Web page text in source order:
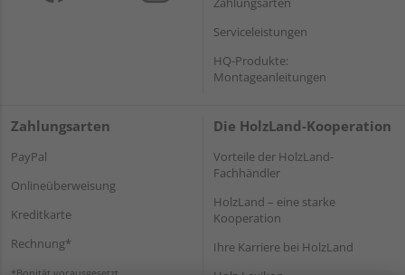
Serviceleistungen
HQ-Produkte:
Montageanleitungen
Zahlungsarten
PayPal
Onlineüberweisung
Kreditkarte
Rechnung*
Die HolzLand-Kooperation
Vorteile der HolzLand-
Fachhändler
HolzLand – eine starke
Kooperation
Ihre Karriere bei HolzLand